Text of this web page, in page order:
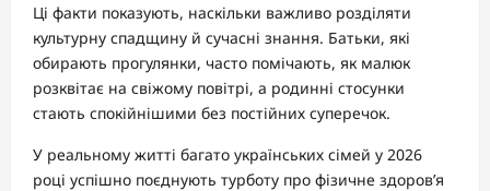
Ці факти показують, наскільки важливо розділяти
культурну спадщину й сучасні знання. Батьки, які
обирають прогулянки, часто помічають, як малюк
розквітає на свіжому повітрі, а родинні стосунки
стають спокійнішими без постійних суперечок.
У реальному житті багато українських сімей у 2026
році успішно поєднують турботу про фізичне здоров’я